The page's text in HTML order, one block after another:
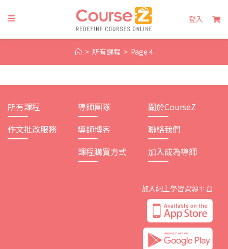
content
登入
> 所有課程 > Page 4
所有課程
作文批改服務
導師團隊
導師博客
課程購買方式
關於CourseZ
聯絡我們
加入成為導師
加入網上學習資源平台